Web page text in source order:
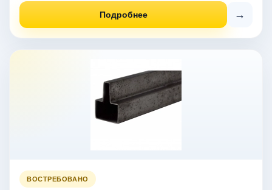
Подробнее →
ВОСТРЕБОВАНО